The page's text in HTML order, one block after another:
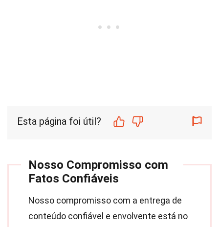
Esta página foi útil?
Nosso Compromisso com
Fatos Confiáveis
Nosso compromisso com a entrega de
conteúdo confiável e envolvente está no